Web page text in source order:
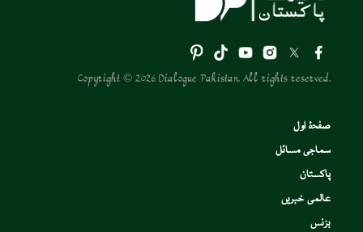
Copyright © 2026 Dialogue Pakistan. All rights reserved.
صفحۂ اول
سماجی مسائل
پاکستان
عالمی خبریں
بزنس